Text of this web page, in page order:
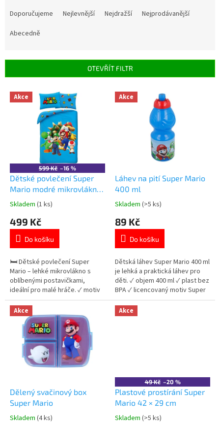
r
Doporučujeme Nejlevnější Nejdražší
Nejprodávanější
Abecedně
OTEVŘÍT FILTR
V Akce
599 Kč –16 %
Dětské povlečení Super
Mario modré mikrovlákno
140×200 cm
Průměrné
produktu
5,0
5
hvězdiček.
Skladem (1 ks)
499 Kč
Do košíku
🛏️ Dětské povlečení Super
Mario – lehké mikrovlákno s
oblíbenými postavičkami,
ideální pro malé hráče. ✓ motiv
Super Mario 🎮 ✓ jemné a lehké
mikrovlákno ✓ zapínání na zip
👉 Více produktů s motivem
Super Mario
Akce
Láhev na pití Super Mario
400 ml
Průměrné
produktu
5,0
5
hvězdiček.
Skladem (>5 ks)
89 Kč
Do košíku
Dětská láhev Super Mario 400 ml
je lehká a praktická láhev pro
děti. ✓ objem 400 ml ✓ plast bez
BPA ✓ licencovaný motiv Super
Mario 👉 Více produktů Super
Mario
Akce
Dělený svačinový box
Super Mario
Průměrné
Skladem (4 ks)
Akce
49 Kč –20 %
Plastové prostírání Super
Mario 42 × 29 cm
Průměrné
Skladem (>5 ks)